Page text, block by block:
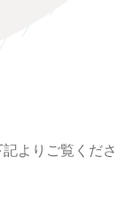
よりご覧くださ